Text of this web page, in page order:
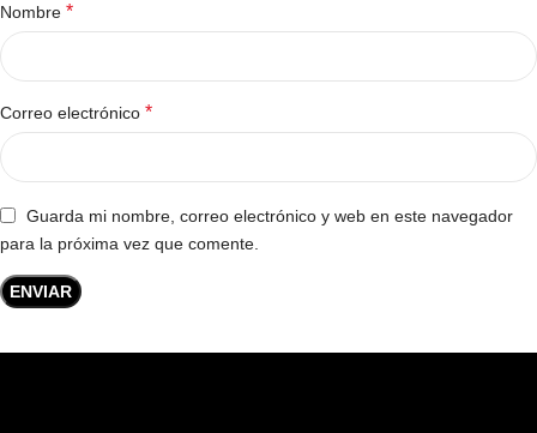
Nombre *
Correo electrónico *
Guarda mi nombre, correo electrónico y web en este navegador
para la próxima vez que comente.